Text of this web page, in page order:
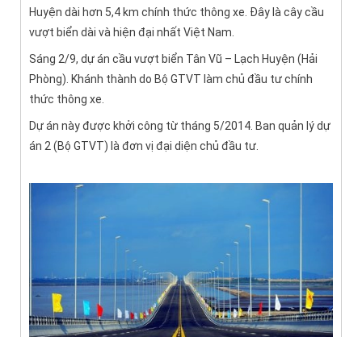
Huyện dài hơn 5,4 km chính thức thông xe. Đây là cây cầu
vượt biển dài và hiện đại nhất Việt Nam.
Sáng 2/9, dự án cầu vượt biển Tân Vũ – Lạch Huyện (Hải
Phòng). Khánh thành do Bộ GTVT làm chủ đầu tư chính
thức thông xe.
Dự án này được khởi công từ tháng 5/2014. Ban quản lý dự
án 2 (Bộ GTVT) là đơn vị đại diện chủ đầu tư.